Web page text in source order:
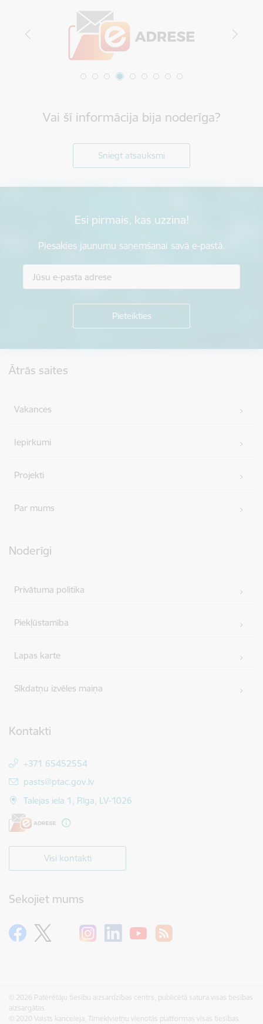
Vai šī informācija bija noderīga?
Sniegt atsauksmi
Esi pirmais, kas uzzina!
Piesakies jaunumu saņemšanai savā e-pastā.
Ātrās saites
Vakances
Iepirkumi
Projekti
Par mums
Noderīgi
Privātuma politika
Piekļūstamība
Lapas karte
Sīkdatņu izvēles maiņa
Kontakti
+371 65452554
E-pasts:
pasts@ptac.gov.lv
Talejas iela 1, Rīga, LV-1026
Visi kontakti
Sekojiet mums
© 2026 Patērētāju tiesību aizsardzības centrs, publicētā satura visas tiesības
aizsargātas.
© 2020 Valsts kanceleja, Tīmekļvietņu vienotās platformas visas tiesības